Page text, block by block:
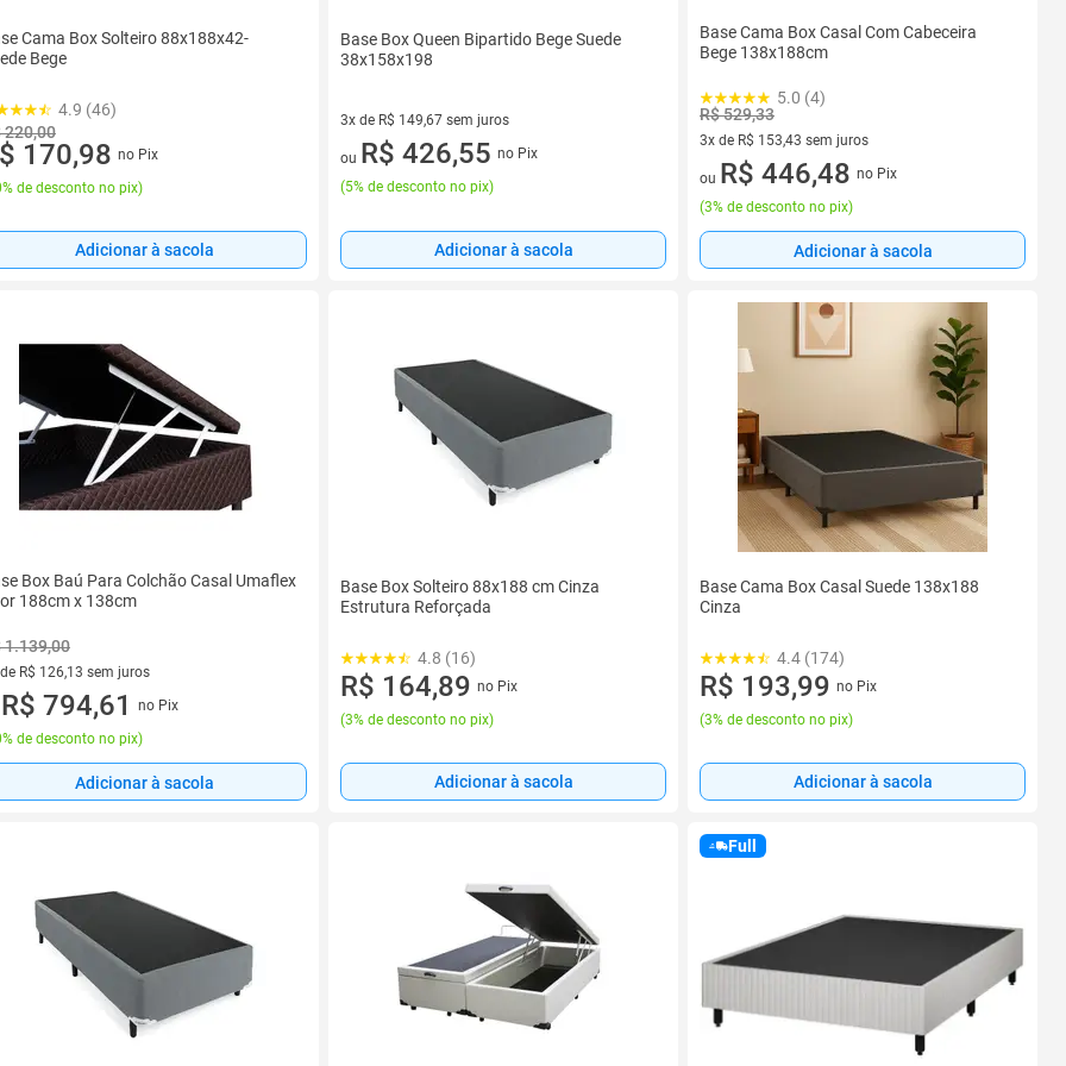
Cama Box Solteiro 88x188x42-
Bege
4.9 (46)
220,00
170,98 no Pix
de desconto no pix)
Adicionar à sacola
Base Box Queen Bipartido Bege Suede
38x158x198
3x de R$ 149,67 sem juros
3 vez de R$ 149,67 sem juros
ou R$ 426,55 no Pix
(5% de desconto no pix)
Adicionar à sacola
Base Cama Box Casal Com Cabeceira
Bege 138x188cm
5.0 (4)
R$ 529,33
3x de R$ 153,43 sem juros
3 vez de R$ 153,43 sem juros
ou R$ 446,48 no Pix
(3% de desconto no pix)
Adicionar à sacola
Box Baú Para Colchão Casal Umaflex
188cm x 138cm
1.139,00
R$ 126,13 sem juros
de R$ 126,13 sem juros
R$ 794,61
no Pix
de desconto no pix)
Adicionar à sacola
Base Box Solteiro 88x188 cm Cinza
Estrutura Reforçada
4.8 (16)
R$ 164,89 no Pix
(3% de desconto no pix)
Adicionar à sacola
Base Cama Box Casal Suede 138x188
Cinza
4.4 (174)
R$ 193,99 no Pix
(3% de desconto no pix)
Adicionar à sacola
Full